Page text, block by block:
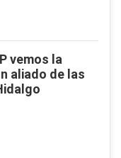
vemos la
aliado de las